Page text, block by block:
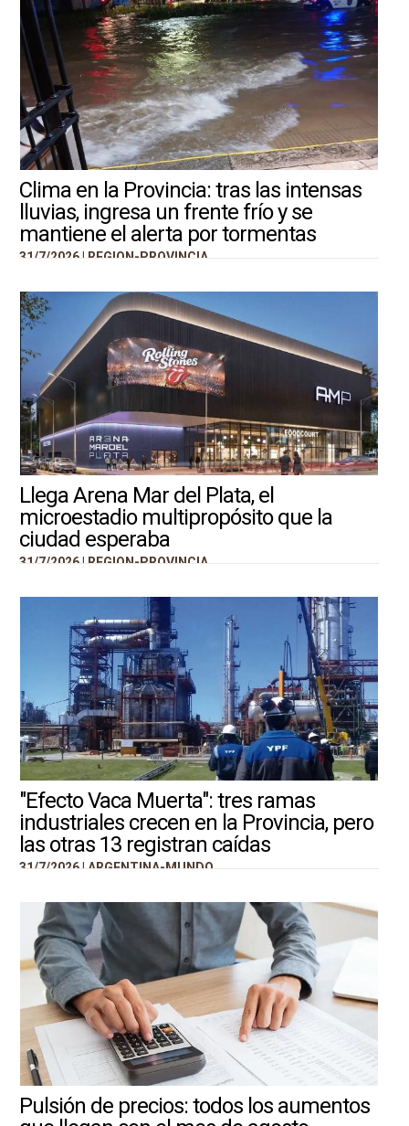
Clima en la Provincia: tras las intensas
lluvias, ingresa un frente frío y se
mantiene el alerta por tormentas
31/7/2026 | REGION-PROVINCIA
Llega Arena Mar del Plata, el
microestadio multipropósito que la
ciudad esperaba
31/7/2026 | REGION-PROVINCIA
"Efecto Vaca Muerta": tres ramas
industriales crecen en la Provincia, pero
las otras 13 registran caídas
31/7/2026 | ARGENTINA-MUNDO
Pulsión de precios: todos los aumentos